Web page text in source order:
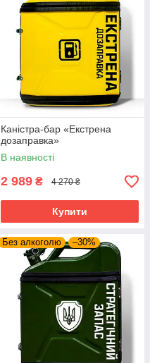
Каністра-бар «Екстрена
дозаправка»
В наявності
2 989 ₴ 4 270 ₴
Купити
Без алкоголю –30%